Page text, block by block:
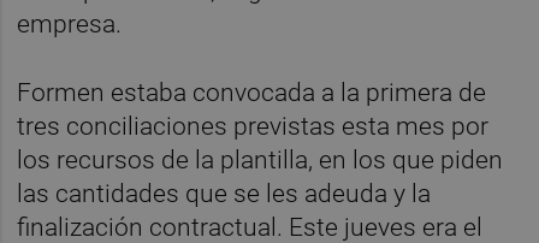
empresa.
Formen estaba convocada a la primera de
tres conciliaciones previstas esta mes por
los recursos de la plantilla, en los que piden
las cantidades que se les adeuda y la
finalización contractual. Este jueves era el